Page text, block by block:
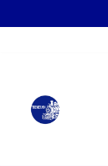
contenido